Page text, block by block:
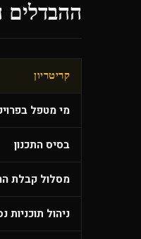
ההבדלים
קריטריון
מי מטפל
בסיס התכנון
מסלול קבלת
ניהול תוכניות